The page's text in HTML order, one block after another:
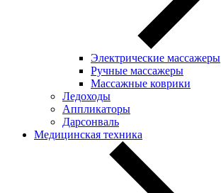
Электрические массажеры
Ручные массажеры
Массажные коврики
Ледоходы
Аппликаторы
Дарсонваль
Медицинская техника